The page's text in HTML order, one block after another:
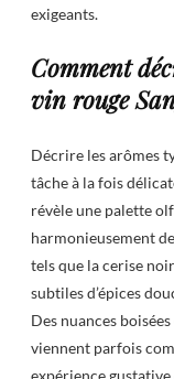
exigeants.
Comment
vin rouge
Décrire les arômes
tâche à la fois
révèle une palette
harmonieusement
tels que la cerise
subtiles d’épices
Des nuances
viennent parfois
expérience